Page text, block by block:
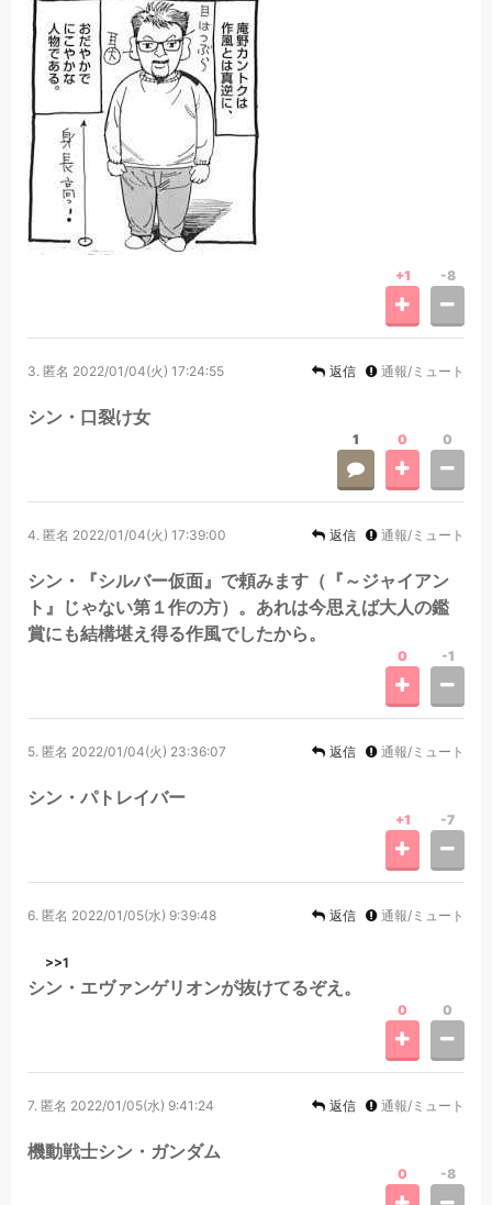
+1 -8
3. 匿名 2022/01/04(火) 17:24:55 返信 通報/ミュート
シン・口裂け女
1 0 0
4. 匿名 2022/01/04(火) 17:39:00 返信 通報/ミュート
シン・『シルバー仮面』で頼みます（『～ジャイアン
ト』じゃない第１作の方）。あれは今思えば大人の鑑
賞にも結構堪え得る作風でしたから。
0 -1
5. 匿名 2022/01/04(火) 23:36:07 返信 通報/ミュート
シン・パトレイバー
+1 -7
6. 匿名 2022/01/05(水) 9:39:48 返信 通報/ミュート
>>1
シン・エヴァンゲリオンが抜けてるぞえ。
0 0
7. 匿名 2022/01/05(水) 9:41:24 返信 通報/ミュート
機動戦士シン・ガンダム
0 -8